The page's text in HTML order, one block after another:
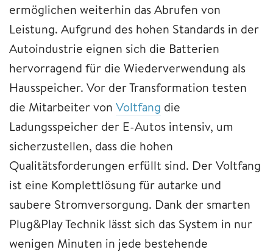
ermöglichen weiterhin das Abrufen von
Leistung. Aufgrund des hohen Standards in der
Autoindustrie eignen sich die Batterien
hervorragend für die Wiederverwendung als
Hausspeicher. Vor der Transformation testen
die Mitarbeiter von Voltfang die
Ladungsspeicher der E-Autos intensiv, um
sicherzustellen, dass die hohen
Qualitätsforderungen erfüllt sind. Der Voltfang
ist eine Komplettlösung für autarke und
saubere Stromversorgung. Dank der smarten
Plug&Play Technik lässt sich das System in nur
wenigen Minuten in jede bestehende